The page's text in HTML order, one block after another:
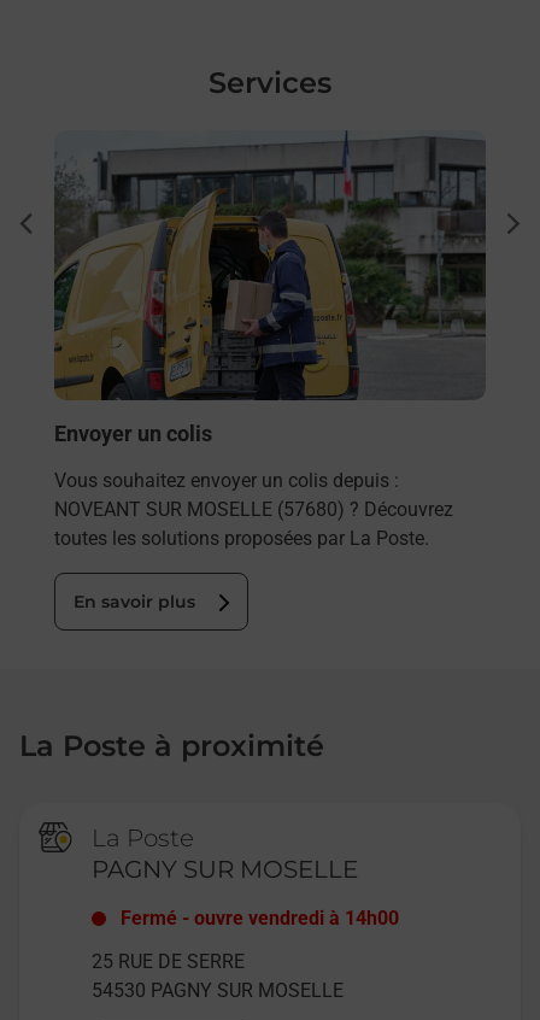
Services
En savoir plus
Envoyer un colis
Vous souhaitez envoyer un colis depuis :
NOVEANT SUR MOSELLE (57680) ? Découvrez
toutes les solutions proposées par La Poste.
En savoir plus
La Poste à proximité
La Poste
PAGNY SUR MOSELLE
Fermé -ouvre vendredi à 14h00
25 RUE DE SERRE
54530 PAGNY SUR MOSELLE